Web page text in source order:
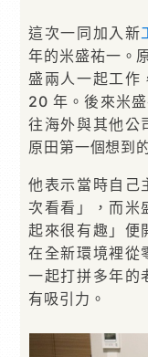
這次一同加入新
年的米盛祐一。
盛兩人一起工作
20 年。後來米
往海外與其他公
原田第一個想到
他表示當時自己
次看看」，而米
起來很有趣」便
在全新環境裡從
一起打拼多年的
有吸引力。